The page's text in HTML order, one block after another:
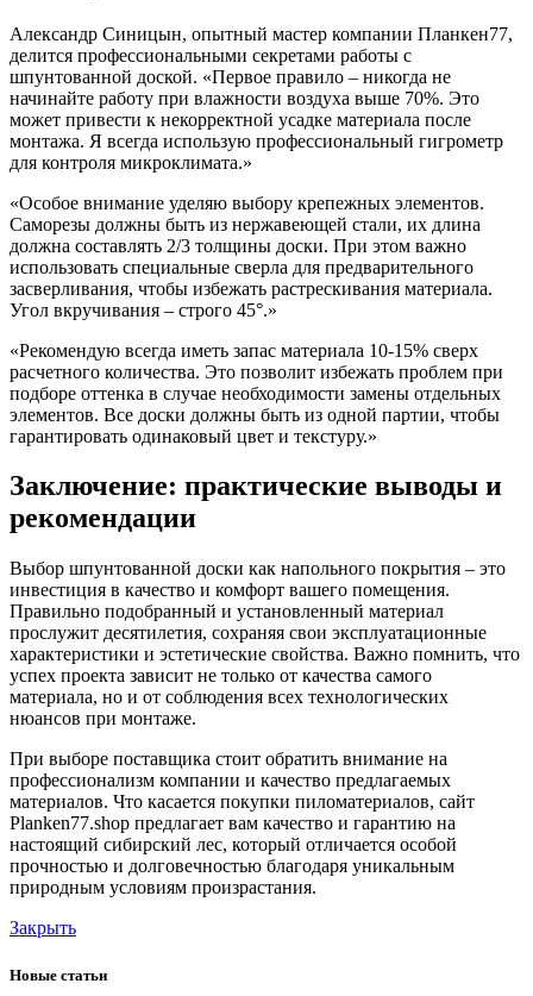
Александр Синицын, опытный мастер компании Планкен77,
делится профессиональными секретами работы с
шпунтованной доской. «Первое правило – никогда не
начинайте работу при влажности воздуха выше 70%. Это
может привести к некорректной усадке материала после
монтажа. Я всегда использую профессиональный гигрометр
для контроля микроклимата.»
«Особое внимание уделяю выбору крепежных элементов.
Саморезы должны быть из нержавеющей стали, их длина
должна составлять 2/3 толщины доски. При этом важно
использовать специальные сверла для предварительного
засверливания, чтобы избежать растрескивания материала.
Угол вкручивания – строго 45°.»
«Рекомендую всегда иметь запас материала 10-15% сверх
расчетного количества. Это позволит избежать проблем при
подборе оттенка в случае необходимости замены отдельных
элементов. Все доски должны быть из одной партии, чтобы
гарантировать одинаковый цвет и текстуру.»
Заключение: практические выводы и
рекомендации
Выбор шпунтованной доски как напольного покрытия – это
инвестиция в качество и комфорт вашего помещения.
Правильно подобранный и установленный материал
прослужит десятилетия, сохраняя свои эксплуатационные
характеристики и эстетические свойства. Важно помнить, что
успех проекта зависит не только от качества самого
материала, но и от соблюдения всех технологических
нюансов при монтаже.
При выборе поставщика стоит обратить внимание на
профессионализм компании и качество предлагаемых
материалов. Что касается покупки пиломатериалов, сайт
Planken77.shop предлагает вам качество и гарантию на
настоящий сибирский лес, который отличается особой
прочностью и долговечностью благодаря уникальным
природным условиям произрастания.
Закрыть
Новые статьи